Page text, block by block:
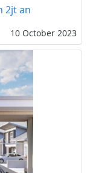
2jt an
10 October 2023